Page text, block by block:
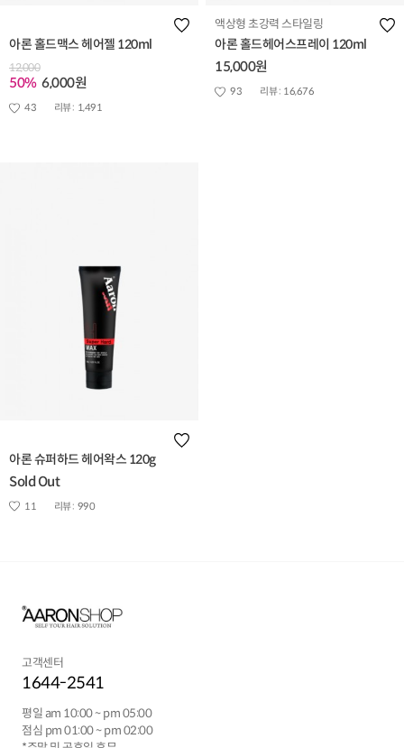
아론 홀드맥스 헤어젤 120ml
12,000
50% 6,000원
43 리뷰 : 1,491
액상형 초강력 스타일링
아론 홀드헤어스프레이 120ml
15,000원
93 리뷰 : 16,676
아론 슈퍼하드 헤어왁스 120g
Sold Out
11 리뷰 : 990
고객센터
1644-2541
평일 am 10:00 ~ pm 05:00
점심 pm 01:00 ~ pm 02:00